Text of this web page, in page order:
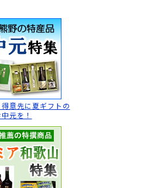
意先に 夏ギフトの
中元を！